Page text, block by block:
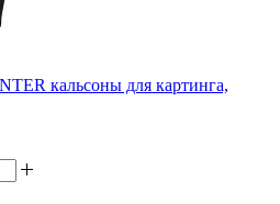
кальсоны для картинга,